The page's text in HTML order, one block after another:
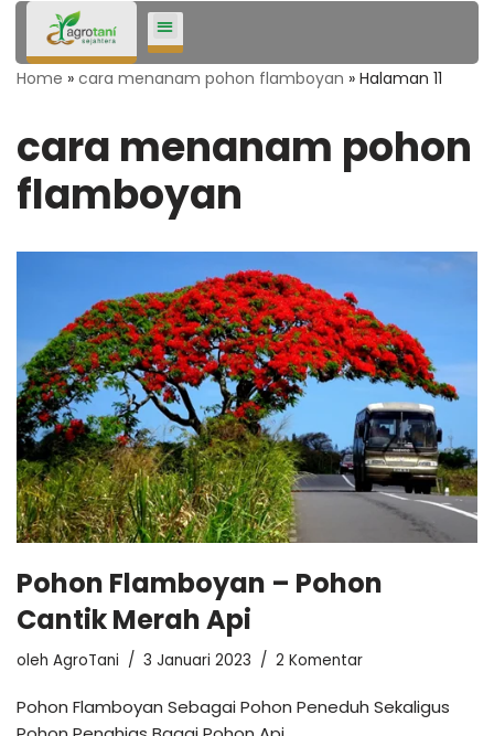
Lompat
ke
Home » cara menanam pohon flamboyan » Halaman 11
cara menanam pohon
flamboyan
Pohon Flamboyan – Pohon
Cantik Merah Api
oleh AgroTani 3 Januari 2023 2 Komentar
Pohon Flamboyan Sebagai Pohon Peneduh Sekaligus